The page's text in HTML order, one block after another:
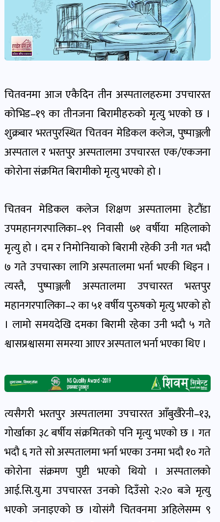
खबर
पोष्ट
कृषक
पोष्ट
पर्यटन
खबर
पोष्ट
शिक्षा
पोष्ट
बिपद-
जोखिम
र
पोष्ट
अपराध
खबर
पोष्ट
स्वास्थ्य
खबर
चितवनमा आज एकैदिन तीन अस्पतालहरुमा उपचाररत
कोभिड–१९ का तीनजना बिरामीहरुको मृत्यु भएको छ ।
शुक्रबार भरतपुरस्थित चितवन मेडिकल कलेज, पुष्पाञ्जली
अस्पताल र भरतपुर अस्पतालमा उपचाररत एक/एकजना
कोरोना संक्रमित बिरामीको मृत्यु भएको हो ।
चितवन मेडिकल कलेज शिक्षण अस्पतालमा हेटौंडा
उपमहानगरपालिका–१९ निवासी ७१ वर्षीया महिलाको
मृत्यु हो । दम र निमोनियाको बिरामी रहेकी उनी गत भदौ
७ गते उपचारका लागि अस्पतालमा भर्ना भएकी थिइन ।
त्यस्तै, पुष्पाञ्जली अस्पतालमा उपचाररत भरतपुर
महानगरपालिका–२ का ५१ वर्षीय पुरुषको मृत्यु भएको हो
। लामो समयदेखि दमका बिरामी रहेका उनी भदौ ५ गते
श्वासप्रश्वासमा समस्या आएर अस्पताल भर्ना भएका थिए ।
त्यसैगरी भरतपुर अस्पतालमा उपचाररत आँबुखैरेनी–१३,
गोर्खाका ३८ बर्षीय संक्रमितको पनि मृत्यु भएको छ । गत
भदौ ६ गते सो अस्पतालमा भर्ना भएका उनमा भदौ १० गते
कोरोना संक्रमण पुष्टी भएको थियो । अस्पतालको
आई.सि.यु.मा उपचाररत उनको दिउँसो २:२० बजे मृत्यु
भएको जनाइएको छ ।योसंगै चितवनमा अहिलेसम्म ९